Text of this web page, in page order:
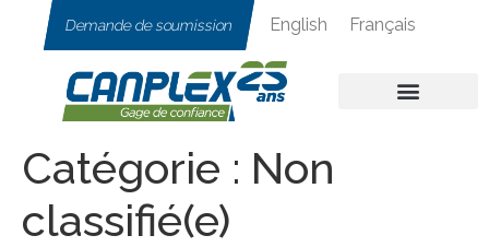
Demande de soumission English Français
Catégorie : Non
classifié(e)